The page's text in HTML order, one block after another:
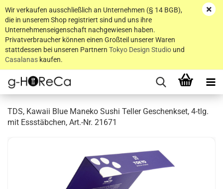
Wir verkaufen ausschließlich an Unternehmen (§ 14 BGB),
die in unserem Shop registriert sind und uns ihre
Unternehmenseigenschaft nachgewiesen haben.
Privatverbraucher können einen Großteil unserer Waren
stattdessen bei unseren Partnern Tokyo Design Studio und
Casalanas kaufen.
TDS, Kawaii Blue Maneko Sushi Teller Geschenkset, 4-tlg.
mit Essstäbchen, Art.-Nr. 21671